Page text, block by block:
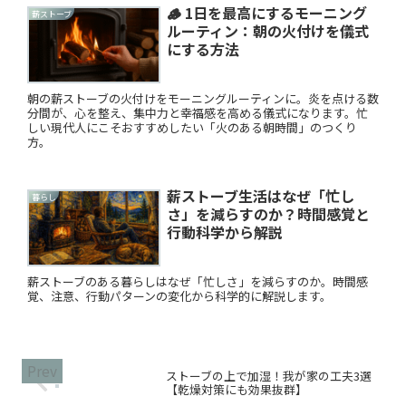
薪ストーブ
🪵 1日を最高にするモーニング
ルーティン：朝の火付けを儀式
にする方法
朝の薪ストーブの火付けをモーニングルーティンに。炎を点ける数
分間が、心を整え、集中力と幸福感を高める儀式になります。忙
しい現代人にこそおすすめしたい「火のある朝時間」のつくり
方。
暮らし
薪ストーブ生活はなぜ「忙し
さ」を減らすのか？時間感覚と
行動科学から解説
薪ストーブのある暮らしはなぜ「忙しさ」を減らすのか。時間感
覚、注意、行動パターンの変化から科学的に解説します。
ストーブの上で加湿！我が家の工夫3選
【乾燥対策にも効果抜群】